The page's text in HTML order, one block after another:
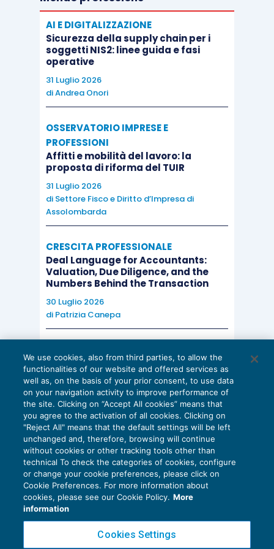
AI E DIGITALIZZAZIONE
Sicurezza della supply chain per i
soggetti NIS2: linee guida e fasi
operative
31 Luglio 2026
diAndrea Onori
OSSERVATORIO IMPRESE E
PROFESSIONI
Affitti e mobilità del lavoro: la
proposta di riforma del TUIR
31 Luglio 2026
di Settore Fisco e Diritto d’Impresa di
Assolombarda
CRESCITA PROFESSIONALE
Deal Language for Accountants:
Valuation, Due Diligence, and the
Numbers Behind the Transaction
30 Luglio 2026
di Patrizia Canepa
EU AI Act e studi professionali: le
scadenze concrete
27 Luglio 2026
di Diego BarberieStefano Dovier
Privacy Policy
Cookie Policy
We use cookies, also from third parties, to allow the
functionalities of our website and offered services as
well as, on the basis of your prior consent, to use data
on your navigation activity to improve performance of
the site. Clicking on “Accept All cookies” means that
you agree to the activation of all cookies. Clicking on
"Reject All" means that the default settings will be left
unchanged and, therefore, browsing will continue
without cookies or other tracking tools other than
technical To check the categories of cookies, configure
or change your cookie preferences, please click on
Cookie Preferences. For more information about
cookies, please see our Cookie Policy. More
information
Cookies Settings